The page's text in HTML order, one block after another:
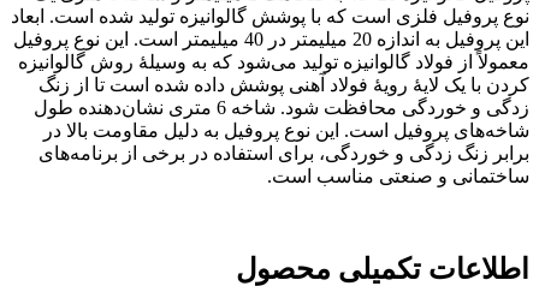
نوع پروفیل فلزی است که با پوشش گالوانیزه تولید شده است. ابعاد
این پروفیل به اندازه 20 میلیمتر در 40 میلیمتر است. این نوع پروفیل
معمولاً از فولاد گالوانیزه تولید می‌شود که به وسیلهٔ روش گالوانیزه
کردن با یک لایهٔ رویهٔ فولاد آهنی پوشش داده شده است تا از زنگ
زدگی و خوردگی محافظت شود. شاخه 6 متری نشان‌دهنده طول
شاخه‌های پروفیل است. این نوع پروفیل به دلیل مقاومت بالا در
برابر زنگ زدگی و خوردگی، برای استفاده در برخی از برنامه‌های
ساختمانی و صنعتی مناسب است.
اطلاعات تکمیلی محصول